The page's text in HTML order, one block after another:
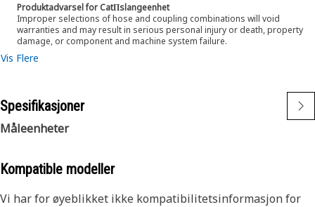
Produktadvarsel for CatΠslangeenhet
Improper selections of hose and coupling combinations will void
warranties and may result in serious personal injury or death, property
damage, or component and machine system failure.
Vis Flere
Spesifikasjoner
Måleenheter
Kompatible modeller
Vi har for øyeblikket ikke kompatibilitetsinformasjon for